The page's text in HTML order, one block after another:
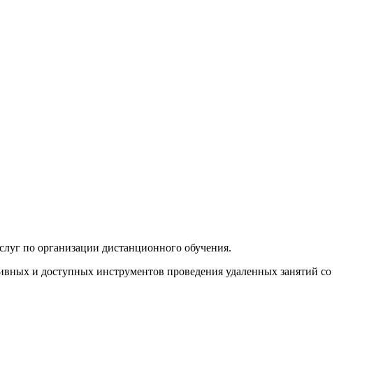
по организации дистанционного обучения.
и доступных инструментов проведения удаленных занятий со